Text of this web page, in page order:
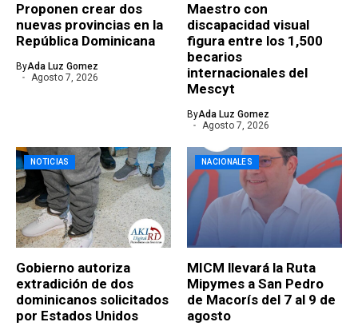
Proponen crear dos
nuevas provincias en la
República Dominicana
ByAda Luz Gomez
Agosto 7, 2026
Maestro con
discapacidad visual
figura entre los 1,500
becarios
internacionales del
Mescyt
ByAda Luz Gomez
Agosto 7, 2026
NOTICIAS
Gobierno autoriza
extradición de dos
dominicanos solicitados
por Estados Unidos
NACIONALES
MICM llevará la Ruta
Mipymes a San Pedro
de Macorís del 7 al 9 de
agosto